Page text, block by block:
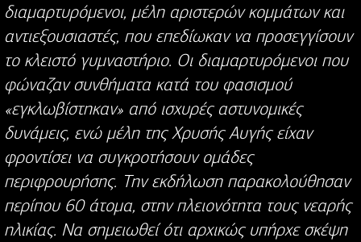
διαμαρτυρόμενοι, μέλη αριστερών κομμάτων και
αντιεξουσιαστές, που επεδίωκαν να προσεγγίσουν
το κλειστό γυμναστήριο. Οι διαμαρτυρόμενοι που
φώναζαν συνθήματα κατά του φασισμού
«εγκλωβίστηκαν» από ισχυρές αστυνομικές
δυνάμεις, ενώ μέλη της Χρυσής Αυγής είχαν
φροντίσει να συγκροτήσουν ομάδες
περιφρουρήσης. Την εκδήλωση παρακολούθησαν
περίπου 60 άτομα, στην πλειονότητα τους νεαρής
ηλικίας. Να σημειωθεί ότι αρχικώς υπήρχε σκέψη